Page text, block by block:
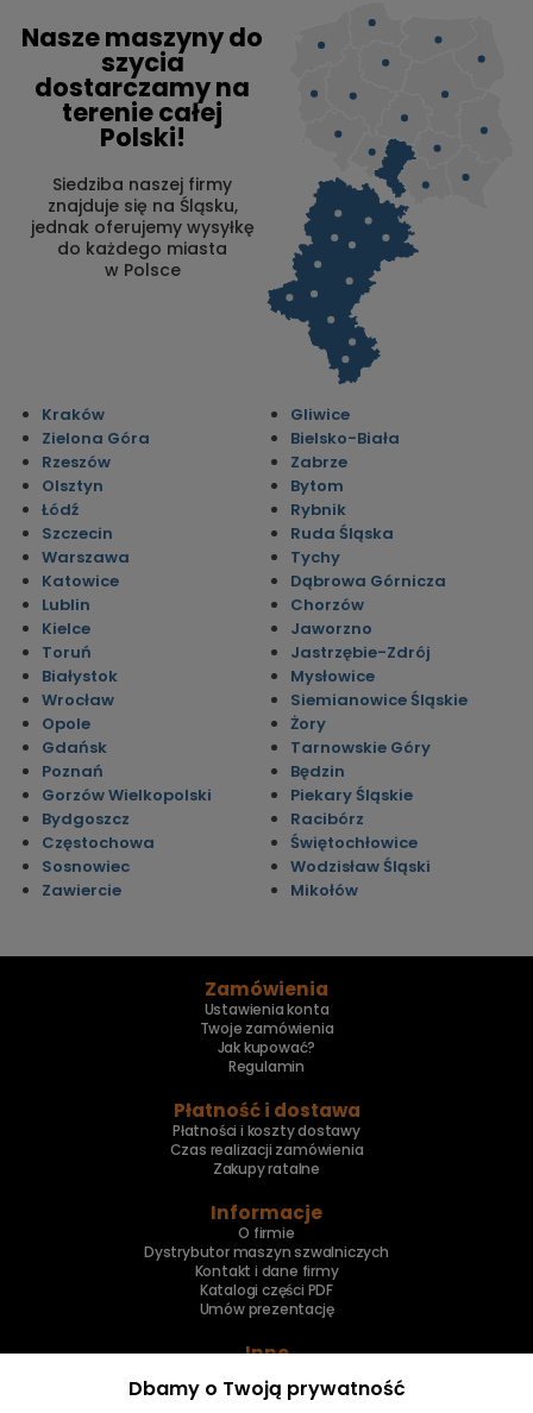
Nasze maszyny do
szycia
dostarczamy na
terenie całej
Polski!
Siedziba naszej firmy
znajduje się na Śląsku,
jednak oferujemy wysyłkę
do każdego miasta
w Polsce
Kraków
Zielona Góra
Rzeszów
Olsztyn
Łódź
Szczecin
Warszawa
Katowice
Lublin
Kielce
Toruń
Białystok
Wrocław
Opole
Gdańsk
Poznań
Gorzów Wielkopolski
Bydgoszcz
Częstochowa
Sosnowiec
Zawiercie
Gliwice
Bielsko-Biała
Zabrze
Bytom
Rybnik
Ruda Śląska
Tychy
Dąbrowa Górnicza
Chorzów
Jaworzno
Jastrzębie-Zdrój
Mysłowice
Siemianowice Śląskie
Żory
Tarnowskie Góry
Będzin
Piekary Śląskie
Racibórz
Świętochłowice
Wodzisław Śląski
Mikołów
Zamówienia
Ustawienia konta
Twoje zamówienia
Jak kupować?
Regulamin
Płatność i dostawa
Płatności i koszty dostawy
Czas realizacji zamówienia
Zakupy ratalne
Informacje
O firmie
Dystrybutor maszyn szwalniczych
Kontakt i dane firmy
Katalogi części PDF
Umów prezentację
Inne
Naprawa maszyn
Dbamy o Twoją prywatność